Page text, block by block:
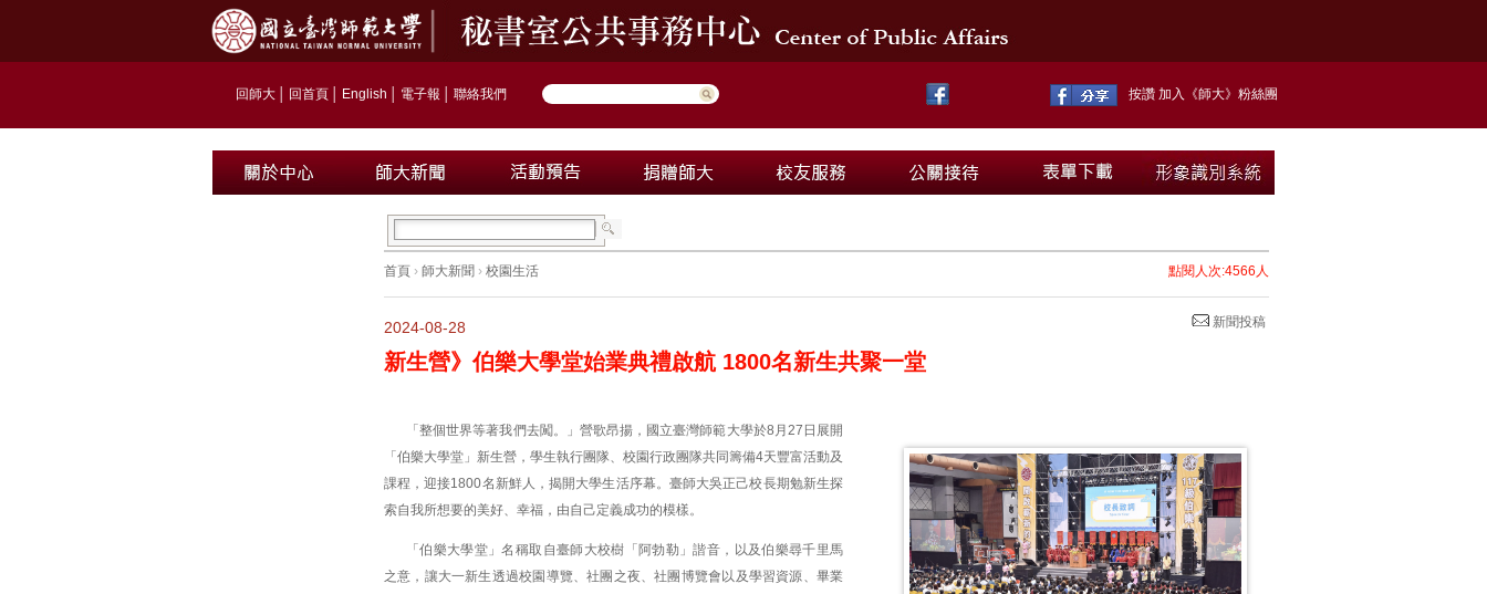
回師大 回首頁 English 電子報 聯絡我們 按讚 加入《師大》粉絲團
首頁 › 師大新聞 › 校園生活 點閱人次:4566人
新聞投稿
2024-08-28
新生營》伯樂大學堂始業典禮啟航 1800名新生共聚一堂
「整個世界等著我們去闖。」營歌昂揚，國立臺灣師範大學於8月27日展開
「伯樂大學堂」新生營，學生執行團隊、校園行政團隊共同籌備4天豐富活動及
課程，迎接1800名新鮮人，揭開大學生活序幕。臺師大吳正己校長期勉新生探
索自我所想要的美好、幸福，由自己定義成功的模樣。
「伯樂大學堂」名稱取自臺師大校樹「阿勃勒」諧音，以及伯樂尋千里馬
之意，讓大一新生透過校園導覽、社團之夜、社團博覽會以及學習資源、畢業